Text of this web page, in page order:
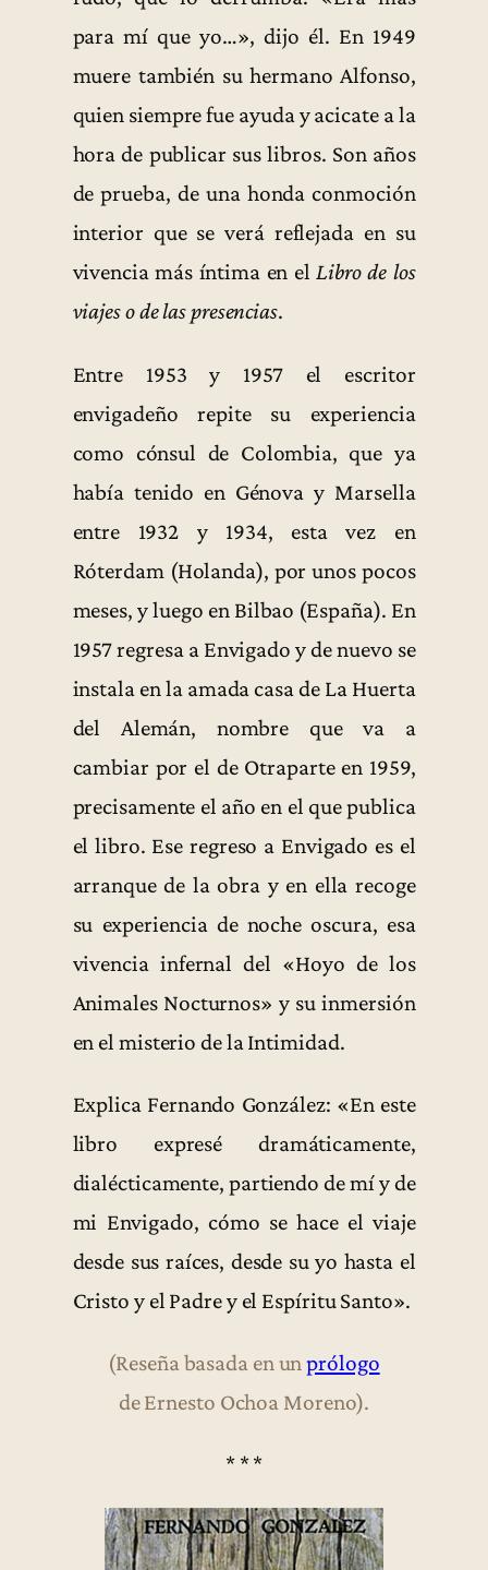
para mí que yo…», dijo él. En 1949
muere también su hermano Alfonso,
quien siempre fue ayuda y acicate a la
hora de publicar sus libros. Son años
de prueba, de una honda conmoción
interior que se verá reflejada en su
vivencia más íntima en elLibro de los
viajes o de las presencias.
Entre 1953 y 1957 el escritor
envigadeño repite su experiencia
como cónsul de Colombia, que ya
había tenido en Génova y Marsella
entre 1932 y 1934, esta vez en
Róterdam (Holanda), por unos pocos
meses, y luego en Bilbao (España). En
1957 regresa a Envigado y de nuevo se
instala en la amada casa de La Huerta
del Alemán, nombre que va a
cambiar por el de Otraparte en 1959,
precisamente el año en el que publica
el libro. Ese regreso a Envigado es el
arranque de la obra y en ella recoge
su experiencia de noche oscura, esa
vivencia infernal del «Hoyo de los
Animales Nocturnos» y su inmersión
en el misterio de la Intimidad.
Explica Fernando González: «En este
libro expresé dramáticamente,
dialécticamente, partiendo de mí y de
mi Envigado, cómo se hace el viaje
desde sus raíces, desde su yo hasta el
Cristo y el Padre y el Espíritu Santo».
(Reseña basada en unprólogo
de Ernesto Ochoa Moreno).
* * *